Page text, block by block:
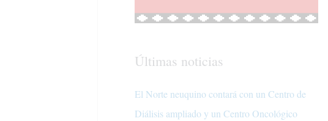
Últimas noticias
El Norte neuquino contará con un Centro de
Diálisis ampliado y un Centro Oncológico